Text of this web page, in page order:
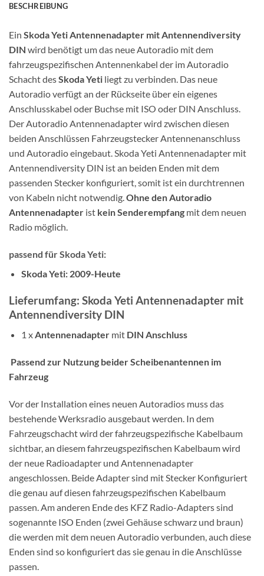
BESCHREIBUNG
Ein Skoda Yeti Antennenadapter mit Antennendiversity
DIN wird benötigt um das neue Autoradio mit dem
fahrzeugspezifischen Antennenkabel der im Autoradio
Schacht desSkoda Yeti liegt zu verbinden. Das neue
Autoradio verfügt an der Rückseite über ein eigenes
Anschlusskabel oder Buchse mit ISO oder DIN Anschluss.
Der Autoradio Antennenadapter wird zwischen diesen
beiden Anschlüssen Fahrzeugstecker Antennenanschluss
und Autoradio eingebaut. Skoda Yeti Antennenadapter mit
Antennendiversity DIN ist an beiden Enden mit dem
passenden Stecker konfiguriert, somit ist ein durchtrennen
von Kabeln nicht notwendig.Ohne den Autoradio
Antennenadapter ist kein Senderempfang mit dem neuen
Radio möglich.
passend für Skoda Yeti:
Skoda Yeti: 2009-Heute
Lieferumfang: Skoda Yeti Antennenadapter mit
Antennendiversity DIN
1 xAntennenadapter mitDIN Anschluss
Passend zur Nutzung beider Scheibenantennen im
Fahrzeug
Vor der Installation eines neuen Autoradios muss das
bestehende Werksradio ausgebaut werden. In dem
Fahrzeugschacht wird der fahrzeugspezifische Kabelbaum
sichtbar, an diesem fahrzeugspezifischen Kabelbaum wird
der neue Radioadapter und Antennenadapter
angeschlossen. Beide Adapter sind mit Stecker Konfiguriert
die genau auf diesen fahrzeugspezifischen Kabelbaum
passen. Am anderen Ende des KFZ Radio-Adapters sind
sogenannte ISO Enden (zwei Gehäuse schwarz und braun)
die werden mit dem neuen Autoradio verbunden, auch diese
Enden sind so konfiguriert das sie genau in die Anschlüsse
passen.